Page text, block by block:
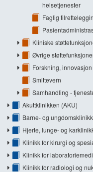
helsetjenester
Faglig
Kliniske
Øvrige
Forskning,
Smittevern
Samhandling -
Akuttklinikken (AKU)
Barne- og
Hjerte, lunge- og
Klinikk for kirurgi og
Klinikk for
Klinikk for radiologi og